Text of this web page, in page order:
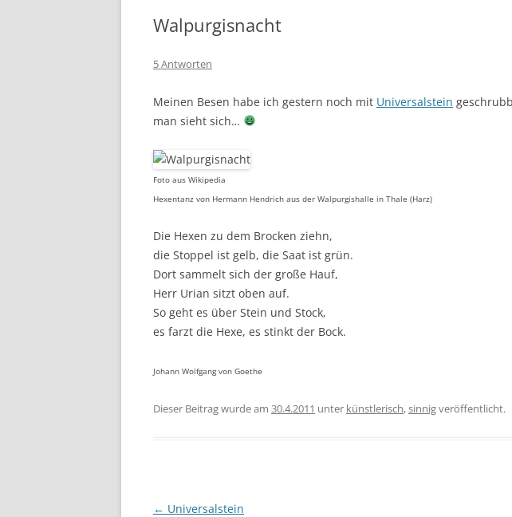
Walpurgisnacht
5 Antworten
Meinen Besen habe ich gestern noch mit Universalstein
man sieht sich…
Foto aus Wikipedia
Hexentanz von Hermann Hendrich aus der Walpurgishalle in Thale (Harz)
Die Hexen zu dem Brocken ziehn,
die Stoppel ist gelb, die Saat ist grün.
Dort sammelt sich der große Hauf,
Herr Urian sitzt oben auf.
So geht es über Stein und Stock,
es farzt die Hexe, es stinkt der Bock.
Johann Wolfgang von Goethe
Dieser Beitrag wurde am 30.4.2011 unter künstlerisch,sinnigveröffentlicht.
Beitragsnavigation
← Universalstein